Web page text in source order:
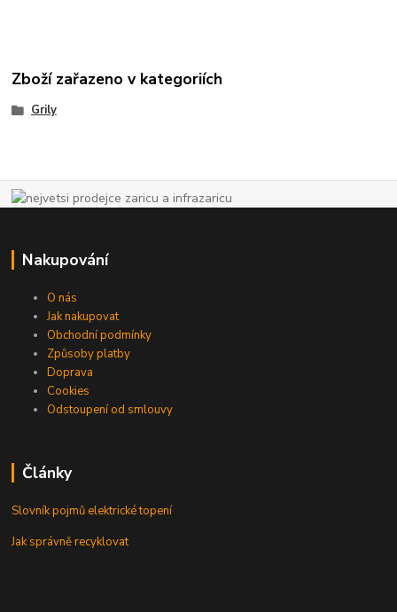
Zboží zařazeno v kategoriích
Grily
Nakupování
O nás
Jak nakupovat
Obchodní podmínky
Způsoby platby
Doprava
Cookies
Odstoupení od smlouvy
Články
Slovník pojmů elektrické topení
Jak správně recyklovat